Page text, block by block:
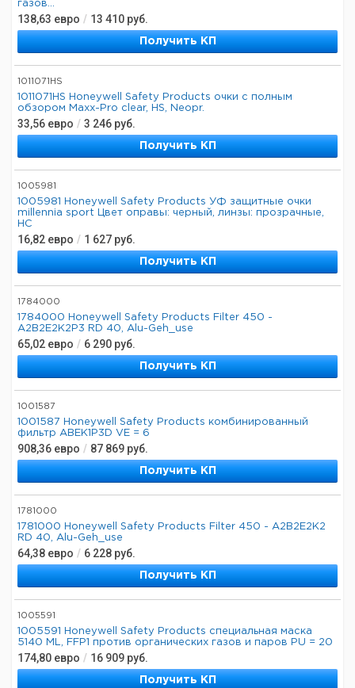
газов...
138,63 евро / 13 410 руб.
Получить КП
1011071HS
1011071HS Honeywell Safety Products очки с полным
обзором Maxx-Pro clear, HS, Neopr.
33,56 евро / 3 246 руб.
Получить КП
1005981
1005981 Honeywell Safety Products УФ защитные очки
millennia sport Цвет оправы: черный, линзы: прозрачные,
HC
16,82 евро / 1 627 руб.
Получить КП
1784000
1784000 Honeywell Safety Products Filter 450 -
A2B2E2K2P3 RD 40, Alu-Geh_use
65,02 евро / 6 290 руб.
Получить КП
1001587
1001587 Honeywell Safety Products комбинированный
фильтр ABEK1P3D VE = 6
908,36 евро / 87 869 руб.
Получить КП
1781000
1781000 Honeywell Safety Products Filter 450 - A2B2E2K2
RD 40, Alu-Geh_use
64,38 евро / 6 228 руб.
Получить КП
1005591
1005591 Honeywell Safety Products специальная маска
5140 ML, FFP1 против органических газов и паров PU = 20
174,80 евро / 16 909 руб.
Получить КП